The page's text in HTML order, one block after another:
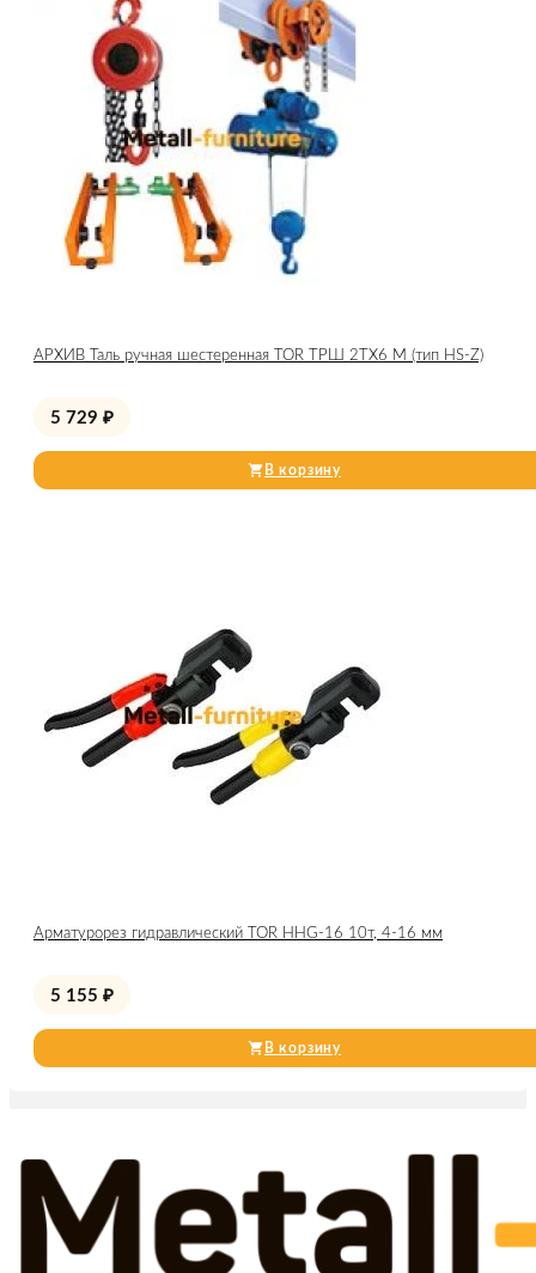
АРХИВ Таль ручная шестеренная TOR ТРШ 2ТХ6 М (тип HS-Z)
5 729 ₽
В корзину
Арматурорез гидравлический TOR HHG-16 10т, 4-16 мм
5 155 ₽
В корзину